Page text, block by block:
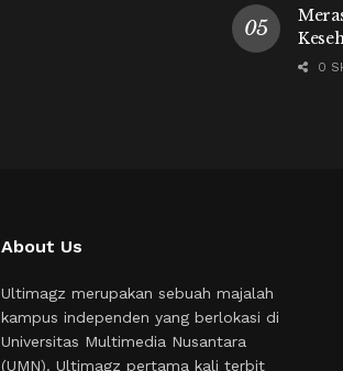
0
About Us
Ultimagz merupakan sebuah majalah
kampus independen yang berlokasi di
Universitas Multimedia Nusantara
(UMN). Ultimagz pertama kali terbit